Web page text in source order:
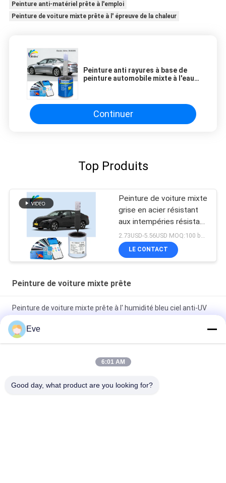
Peinture anti-matériel prête à l'emploi
Peinture de voiture mixte prête à l' épreuve de la chaleur
Peinture anti rayures à base de
peinture automobile mixte à l'eau
Continuer
Top Produits
Peinture de voiture mixte
grise en acier résistant
aux intempéries résistant
aux acides
2.73USD-5.56USD MOQ:100 boîtes
LE CONTACT
Peinture de voiture mixte prête
Peinture de voiture mixte prête à l' humidité bleu ciel anti-UV
multi-fonction
Peinture de voiture verte et lumineuse résistante aux
polyvalent non toxique
Eve
6:01 AM
Good day, what product are you looking for?